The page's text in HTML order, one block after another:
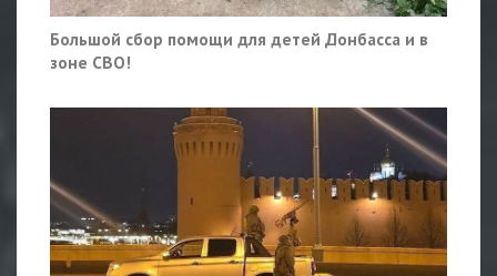
Большой сбор помощи для детей Донбасса и в
зоне СВО!